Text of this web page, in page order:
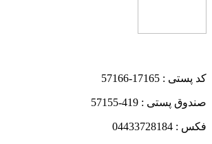
کد پستی : 17165-57166
صندوق پستی : 419-57155
فکس : 04433728184